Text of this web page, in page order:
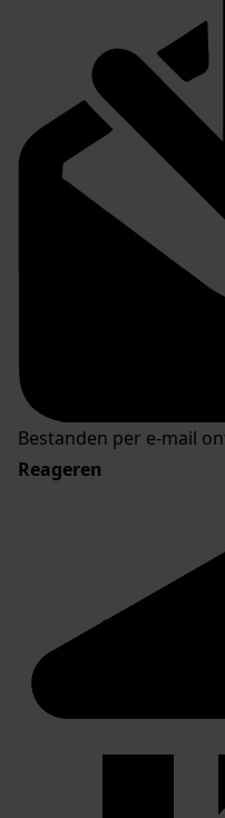
Bestanden per e-mail
Reageren